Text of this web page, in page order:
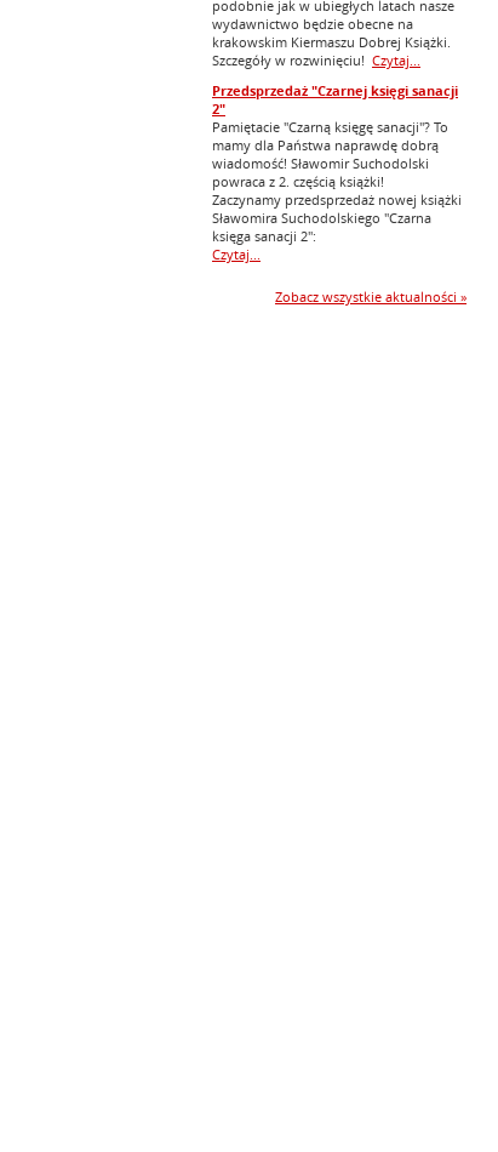
podobnie jak w ubiegłych latach nasze
wydawnictwo będzie obecne na
krakowskim Kiermaszu Dobrej Książki.
Szczegóły w rozwinięciu! Czytaj...
Przedsprzedaż "Czarnej księgi sanacji
2"
Pamiętacie "Czarną księgę sanacji"? To
mamy dla Państwa naprawdę dobrą
wiadomość! Sławomir Suchodolski
powraca z 2. częścią książki!
Zaczynamy przedsprzedaż nowej książki
Sławomira Suchodolskiego "Czarna
księga sanacji 2":
Czytaj...
Zobacz wszystkie aktualności »